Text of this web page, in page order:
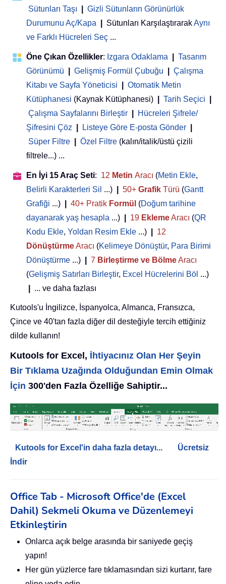
Sütunları Taşı
Gizli Sütunların Görünürlük
Durumunu Aç/Kapa
Sütunları KarşılaştırarakAynı
ve Farklı Hücreleri Seç ...
Öne Çıkan Özellikler: Izgara Odaklama
Tasarım
Görünümü
Gelişmiş Formül Çubuğu
Çalışma
Kitabı ve Sayfa Yöneticisi
Otomatik Metin
Kütüphanesi (Kaynak Kütüphanesi) Tarih Seçici
Çalışma Sayfalarını Birleştir
Hücreleri Şifrele/
Şifresini Çöz
Listeye Göre E-posta Gönder
Süper Filtre
Özel Filtre (kalın/italik/üstü çizili
filtrele...) ...
En İyi 15 Araç Seti: 12 Metin Aracı (Metin Ekle,
Belirli Karakterleri Sil ...) 50+ Grafik Türü (Gantt
Grafiği ...) 40+ Pratik Formül (Doğum tarihine
dayanarak yaş hesapla ...) 19 EklemeAracı (QR
Kodu Ekle, Yoldan Resim Ekle ...)
12
DönüştürmeAracı (Kelimeye Dönüştür, Para Birimi
Dönüştürme ...) 7 Birleştirme ve BölmeAracı
(Gelişmiş Satırları Birleştir, Excel Hücrelerini Böl ...)
... ve daha fazlası
Kutools'u İngilizce, İspanyolca, Almanca, Fransızca,
Çince ve 40'tan fazla diğer dil desteğiyle tercih ettiğiniz
dilde kullanın!
Kutools for Excel, İhtiyacınız Olan Her Şeyin
Bir Tıklama Uzağında Olduğundan Emin Olmak
İçin 300'den Fazla Özelliğe Sahiptir...
Kutools for Excel'in daha fazla detayı...
Ücretsiz
İndir
Office Tab - Microsoft Office'de (Excel
Dahil) Sekmeli Okuma ve Düzenlemeyi
Etkinleştirin
Onlarca açık belge arasında bir saniyede geçiş
yapın!
Her gün yüzlerce fare tıklamasından sizi kurtarır, fare